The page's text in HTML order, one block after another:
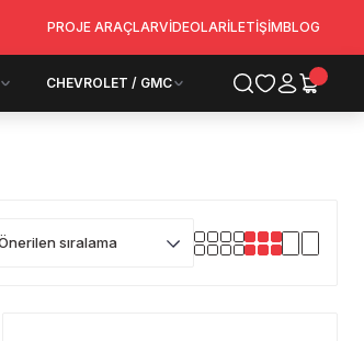
PROJE ARAÇLARVİDEOLARİLETİŞİMBLOG
CHEVROLET / GMC